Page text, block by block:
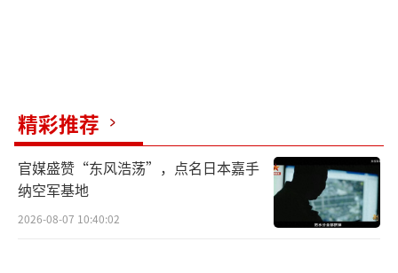
精彩推荐
官媒盛赞“东风浩荡”，点名日本嘉手
纳空军基地
2026-08-07 10:40:02